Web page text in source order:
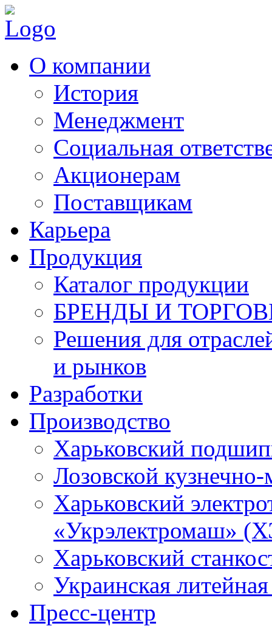
О компании
История
Менеджмент
Социальная
Акционерам
Поставщикам
Карьера
Продукция
Каталог продукции
БРЕНДЫ И
Решения для
и рынков
Разработки
Производство
Харьковский
Лозовской
Харьковский
«Укрэлектромаш»
Харьковский
Украинская
Пресс-центр